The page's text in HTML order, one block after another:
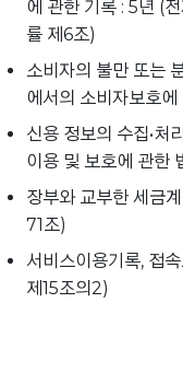
에 관한 기록 : 5년 (
률 제6조)
소비자의 불만 또는
에서의 소비자보호
신용 정보의 수집•처
이용 및 보호에 관한
장부와 교부한 세금
71조)
서비스이용기록, 접
제15조의2)